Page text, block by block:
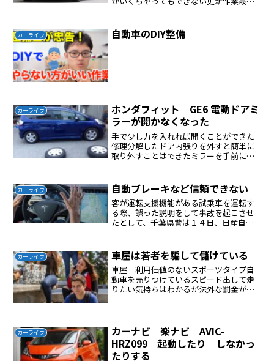
ードをミニからミニでないものに変更し
たがダメ腹が立...
カーライフ 自動車のDIY整備
カーライフ
ホンダフィット GE6 電動ドアミ
ラーが開かなくなった
手で少し力を入れれば開くことができた
修理分解したドア内張りを外すと簡単に
取り外すことはできたミラーを手前に引
ラスチックのギアが割れていると考えら
れるが一体式で分解は諦め...
カーライフ 自動ブレーキなど信頼できない
客が運転支援機能がある試乗車を運転す
る際、誤った説明をして事故を起こさせ
たとして、千葉県警は１４日、日産自動
送検した。発表によると、店員は昨年１
１月２７日夕、同県八千代...
カーライフ 車屋は若者を騙して儲けている
車屋 利用価値のないスポーツタイプ自
動車を売りつけているスピード出して走
りたい気持ちはわかるが法外な罰金が待
多い、道幅が狭い、高速料...
カーライフ
カーナビ 楽ナビ AVIC-
HRZ099 起動したり しなかっ
たりする